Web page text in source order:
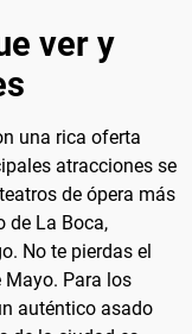
ver y
una rica oferta
atracciones se
de ópera más
de La Boca,
No te pierdas el
Para los
auténtico asado